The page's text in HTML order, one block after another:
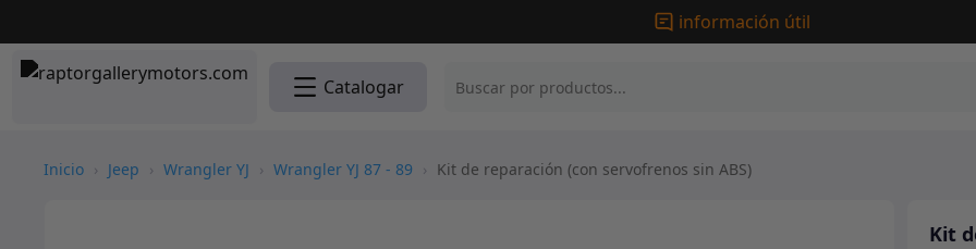
información útil
Catalogar
Inicio › Jeep › Wrangler YJ › Wrangler YJ 87 - 89 › Kit de reparación (con servofrenos sin ABS)
Kit